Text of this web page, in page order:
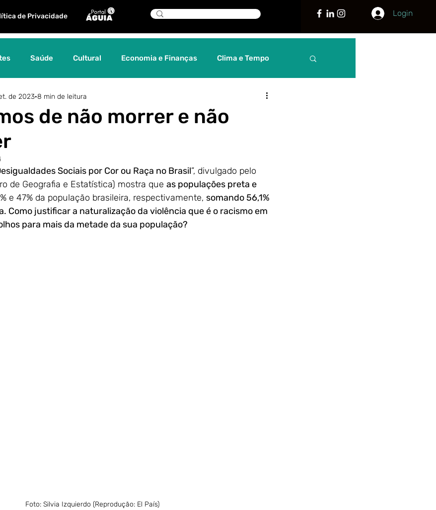
de Privacidade Login
Saúde Cultural Economia e Finanças Clima e Tempo
Tecnologia Sociedade Curiosidades
Comunicação
Águia indica Gênero Diplomacia Relações Internacionais
de não morrer e não
de 2023 8 min de leitura
Sociais por Cor ou Raça no Brasil”, divulgado pelo
de Geografia e Estatística) mostra que as populações preta e
e 47% da população brasileira, respectivamente, somando 56,1%
Como justificar a naturalização da violência que é o racismo em
para mais da metade da sua população?
Foto: Silvia Izquierdo (Reprodução: El País)